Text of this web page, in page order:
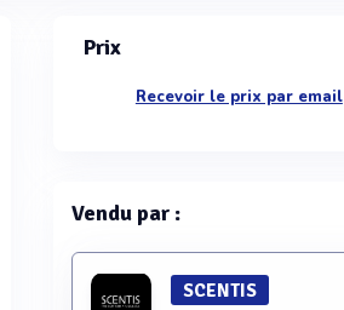
Prix
Recevoir le prix par email
Vendu par :
SCENTIS